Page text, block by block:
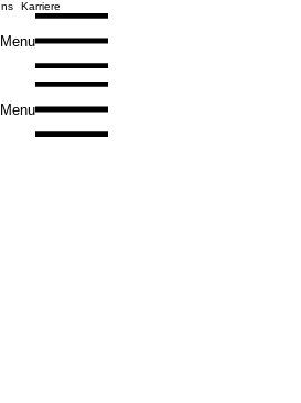
Karriere
Menu
Menu